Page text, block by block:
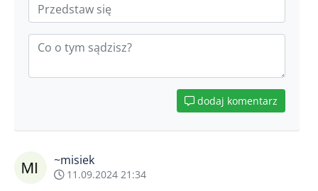
dodaj komentarz
~misiek
11.09.2024 21:34